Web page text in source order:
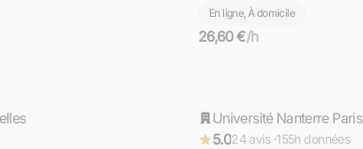
et vie de la terre,
EPI.
diplômé du Bac avec Option
l'équivalent de la Maturità (bac
En ligne, À domicile
26,60 €/h
Répond rapidement
Université Nanterre
5.024 avis ·155h données